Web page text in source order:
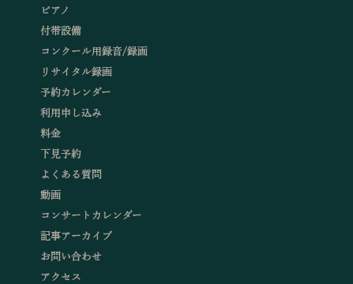
ピアノ
付帯設備
コンクール用録音/録画
リサイタル録画
予約カレンダー
利用申し込み
料金
下見予約
よくある質問
動画
コンサートカレンダー
記事アーカイブ
お問い合わせ
アクセス